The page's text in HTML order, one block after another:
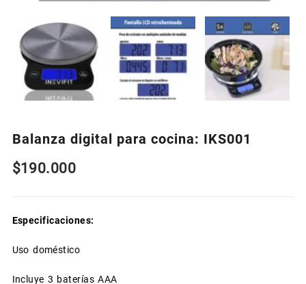
Balanza digital para cocina: IKS001
$190.000
Especificaciones:
Uso doméstico
Incluye 3 baterías AAA